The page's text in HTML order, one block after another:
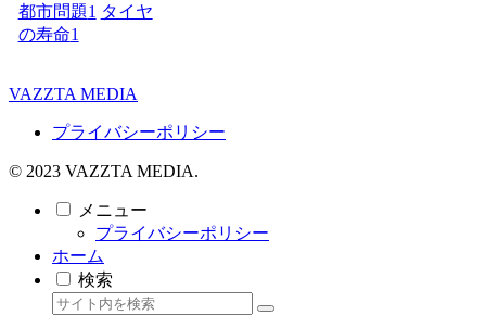
都市問題1 タイヤ
の寿命1
VAZZTA MEDIA
プライバシーポリシー
© 2023 VAZZTA MEDIA.
メニュー
プライバシーポリシー
ホーム
検索